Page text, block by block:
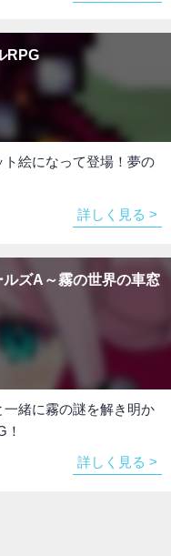
RPG
絵になって登場！夢の
詳しく見る >
ルズA～霧の世界の車窓
緒に霧の謎を解き明か
詳しく見る >